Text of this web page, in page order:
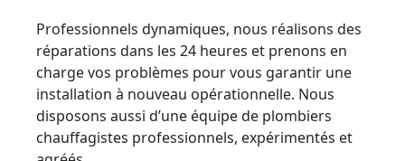
Professionnels dynamiques, nous réalisons des
réparations dans les 24 heures et prenons en
charge vos problèmes pour vous garantir une
installation à nouveau opérationnelle. Nous
disposons aussi d’une équipe de plombiers
chauffagistes professionnels, expérimentés et